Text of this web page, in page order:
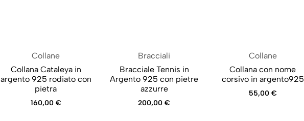
Collane
Collana Cataleya in
argento 925 rodiato con
pietra
160,00 €
Bracciali
Bracciale Tennis in
Argento 925 con pietre
azzurre
200,00€
Collane
Collana con nome
corsivo in argento925
55,00 €